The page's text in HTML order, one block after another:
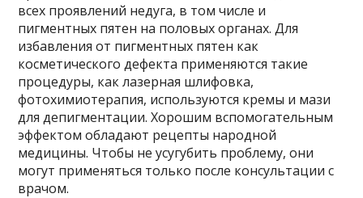
всех проявлений недуга, в том числе и
пигментных пятен на половых органах. Для
избавления от пигментных пятен как
косметического дефекта применяются такие
процедуры, как лазерная шлифовка,
фотохимиотерапия, используются кремы и мази
для депигментации. Хорошим вспомогательным
эффектом обладают рецепты народной
медицины. Чтобы не усугубить проблему, они
могут применяться только после консультации с
врачом.